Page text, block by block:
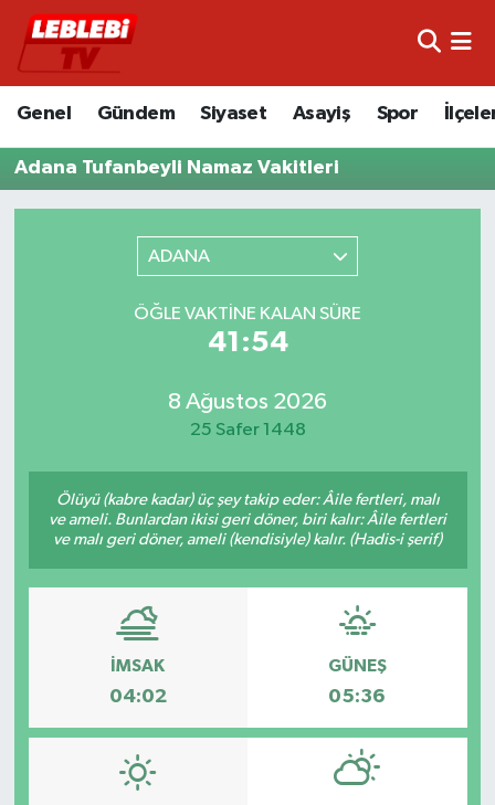
Genel Gündem Siyaset Asayiş Spor
Adana Tufanbeyli Namaz Vakitleri
ADANA
ÖĞLE VAKTINE KALAN SÜRE
41:54
8 Ağustos 2026
25 Safer 1448
Ölüyü (kabre kadar) üç şey takip eder: Âile fertleri, malı
ve ameli. Bunlardan ikisi geri döner, biri kalır: Âile fertleri
ve malı geri döner, ameli (kendisiyle) kalır. (Hadis-i şerif)
İMSAK
04:02
GÜNEŞ
05:36
Hava Durumu
Trafik Durumu
Süper Lig Puan Durumu ve Fikstür
Tüm Manşetler